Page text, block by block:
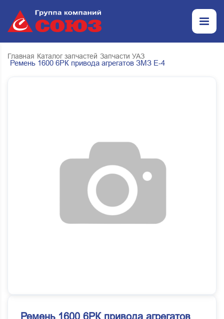
Главная Каталог запчастей Запчасти УАЗ
Ремень 1600 6РК привода агрегатов ЗМЗ Е-4
Ремень 1600 6РК привода агрегатов